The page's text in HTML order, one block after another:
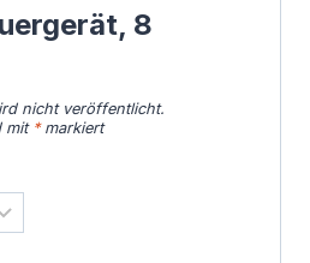
8
nicht veröffentlicht.
mit *markiert